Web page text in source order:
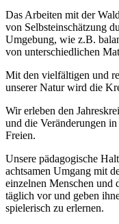
Das Arbeiten mit der
von Selbsteinschätzung
Umgebung, wie z.B.
von unterschiedlichen
Mit den vielfältigen und
unserer Natur wird die
Wir erleben den
und die Veränderungen
Freien.
Unsere pädagogische
achtsamen Umgang mit
einzelnen Menschen und
täglich vor und geben
spielerisch zu erlernen.